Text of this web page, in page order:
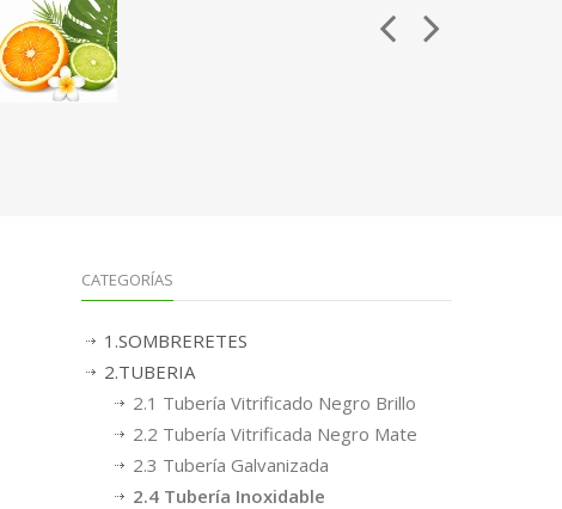
CATEGORÍAS
1.SOMBRERETES
2.TUBERIA
2.1 Tubería Vitrificado Negro Brillo
2.2 Tubería Vitrificada Negro Mate
2.3 Tubería Galvanizada
2.4 Tubería Inoxidable